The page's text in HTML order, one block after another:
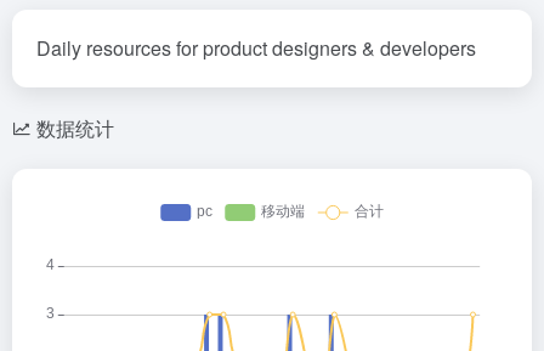
Daily resources for product designers & developers
数据统计